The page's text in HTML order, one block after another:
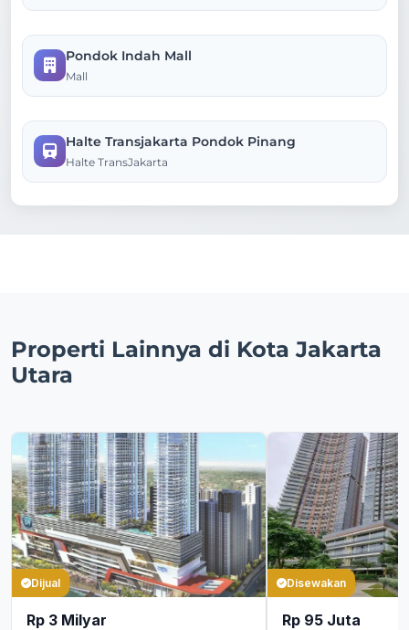
Pondok Indah Mall
Mall
Halte Transjakarta Pondok Pinang
Halte TransJakarta
Properti Lainnya di Kota Jakarta
Utara
Dijual
Rp 3 Milyar
Disewakan
Rp 95 Juta